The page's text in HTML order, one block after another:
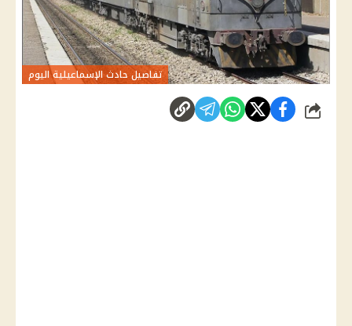
تفاصيل حادث الإسماعيلية اليوم
شارك